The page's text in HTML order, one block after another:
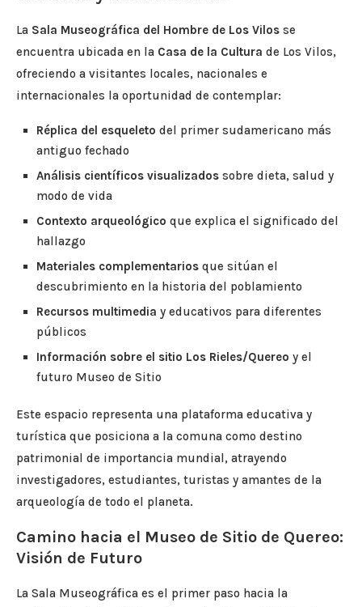
La Sala Museográfica del Hombre de Los Vilos se
encuentra ubicada en la Casa de la Cultura de Los Vilos,
ofreciendo a visitantes locales, nacionales e
internacionales la oportunidad de contemplar:
Réplica del esqueleto del primer sudamericano más
antiguo fechado
Análisis científicos visualizados sobre dieta, salud y
modo de vida
Contexto arqueológico que explica el significado del
hallazgo
Materiales complementarios que sitúan el
descubrimiento en la historia del poblamiento
Recursos multimedia y educativos para diferentes
públicos
Información sobre el sitio Los Rieles/Quereo y el
futuro Museo de Sitio
Este espacio representa una plataforma educativa y
turística que posiciona a la comuna como destino
patrimonial de importancia mundial, atrayendo
investigadores, estudiantes, turistas y amantes de la
arqueología de todo el planeta.
Camino hacia el Museo de Sitio de Quereo:
Visión de Futuro
La Sala Museográfica es el primer paso hacia la